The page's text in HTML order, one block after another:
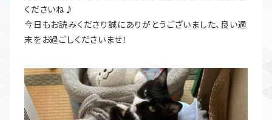
くださいね♪
今日もお読みくださり誠にありがとうございました、良い週
末をお過ごしくださいませ！